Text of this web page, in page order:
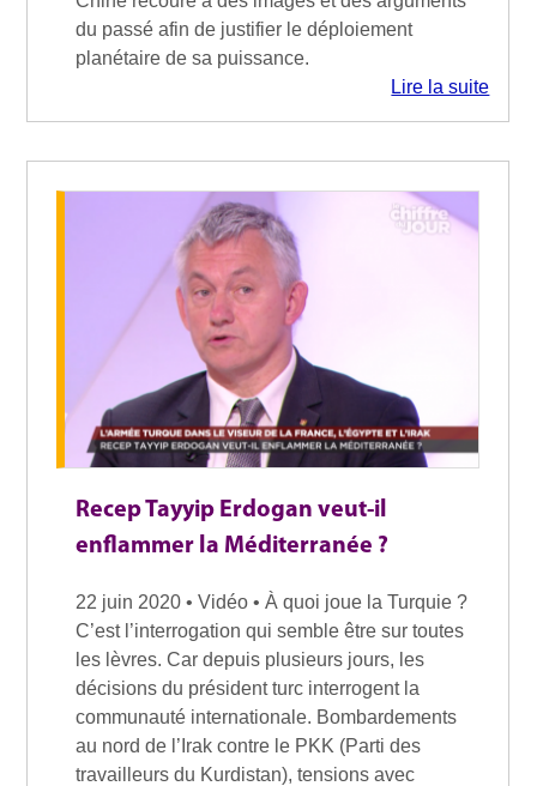
du passé afin de justifier le déploiement
planétaire de sa puissance.
Lire la suite
Recep Tayyip Erdogan veut-il
enflammer la Méditerranée ?
22 juin 2020 • Vidéo • À quoi joue la Turquie ?
C’est l’interrogation qui semble être sur toutes
les lèvres. Car depuis plusieurs jours, les
décisions du président turc interrogent la
communauté internationale. Bombardements
au nord de l’Irak contre le PKK (Parti des
travailleurs du Kurdistan), tensions avec